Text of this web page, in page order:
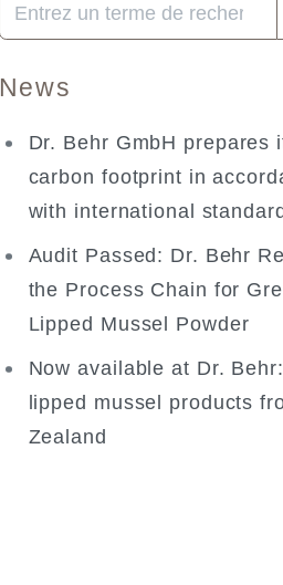
Quand les résultats de l'auto-
News
Dr. Behr GmbH prepares
carbon footprint in
with international
Audit Passed: Dr. Behr
the Process Chain for
Lipped Mussel Powder
Now available at Dr.
lipped mussel products
Zealand